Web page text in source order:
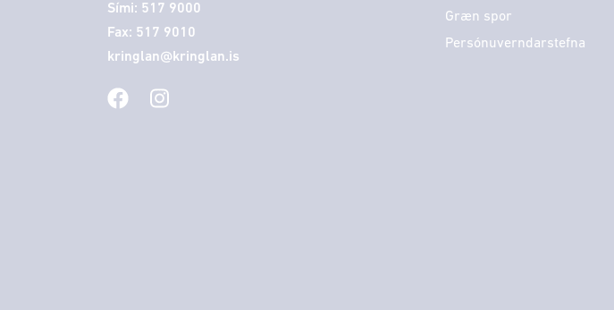
Sími: 517 9000
Fax: 517 9010
kringlan@kringlan.is
Græn spor
Persónuverndarstefna